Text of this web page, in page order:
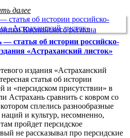
далее
Каспийского региона
статья об истории российско-
«Астраханский листок»
издания «Астраханский
статья об истории
и «персидском присутствии» в
Астрахань сравнить с ковром со
сплелись разнообразные
и культур, несомненно,
пройдет персидское
не рассказывал про персидские